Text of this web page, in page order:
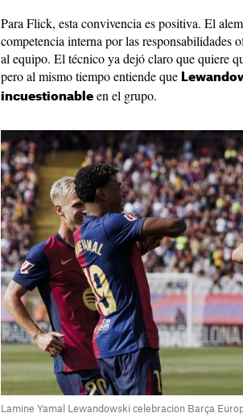
Para Flick, esta convivencia es positiva. El
competencia interna por las responsabilidades
al equipo. El técnico ya dejó claro que quiere
pero al mismo tiempo entiende que
incuestionable en el grupo.
Lamine Yamal Lewandowski celebracion Barça